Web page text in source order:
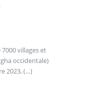
villages et
occidentale)
2023, (…)